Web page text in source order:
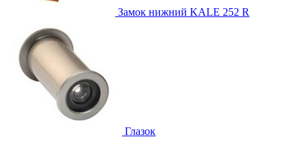
Замок нижний KALE 252 R
Глазок